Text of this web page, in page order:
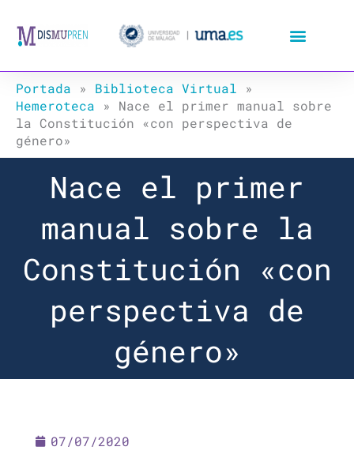
Portada » Biblioteca Virtual »
Hemeroteca » Nace el primer manual sobre
la Constitución «con perspectiva de
género»
Nace el primer
manual sobre la
Constitución «con
perspectiva de
género»
07/07/2020